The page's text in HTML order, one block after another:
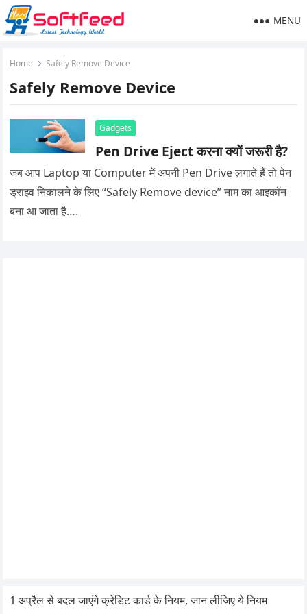
MENU
Home Safely Remove Device
Safely Remove Device
Gadgets
Pen Drive Eject करना क्यों जरूरी है?
जब आप Laptop या Computer में अपनी Pen Drive लगाते हैं तो पेन
ड्राइव निकालने के लिए “Safely Remove device” नाम का आइकॉन
बना आ जाता है….
1 अप्रैल से बदल जाएंगे क्रेडिट कार्ड के नियम, जान लीजिए ये नियम